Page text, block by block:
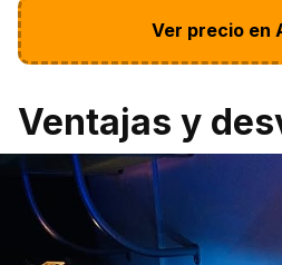
Ver precio en
Ventajas y